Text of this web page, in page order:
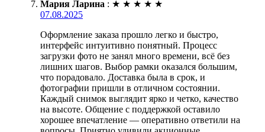
Мария Ларина : ★ ★ ★ ★ ★
07.08.2025
Оформление заказа прошло легко и быстро,
интерфейс интуитивно понятный. Процесс
загрузки фото не занял много времени, всё без
лишних шагов. Выбор рамки оказался большим,
что порадовало. Доставка была в срок, и
фотографии пришли в отличном состоянии.
Каждый снимок выглядит ярко и четко, качество
на высоте. Общение с поддержкой оставило
хорошее впечатление — оперативно ответили на